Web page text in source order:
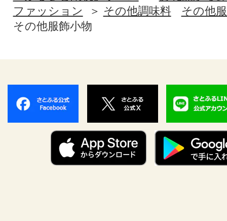
ファッション
その他調味料
その他
その他服飾小物